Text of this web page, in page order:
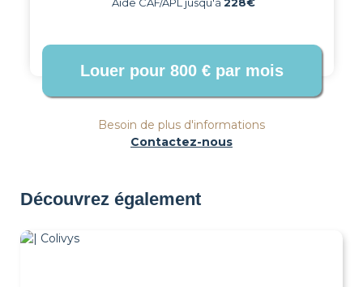
Besoin de plus d'informations
Contactez-nous
Découvrez également